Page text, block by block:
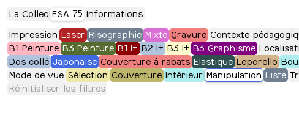
La Collec ESA 75 Informations
Impression Laser Risographie Mixte Gravure Contexte
B1 Peinture B3 Peinture B1 I+ B2 I+ B3 I+ B3 Graphisme
Dos collé Japonaise Couverture à rabats Elastique Leporello
Mode de vue Sélection Couverture Intérieur Manipulation Liste
Réinitialiser les filtres